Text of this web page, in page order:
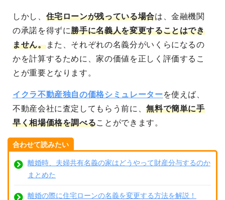
しかし、 住宅ローンが残っている場合は、金融機関
の承諾を得ずに勝手に名義人を変更することはでき
ません。また、それぞれの名義分がいくらになるの
かを計算するために、家の価値を正しく評価するこ
とが重要となります。
イクラ不動産独自の価格シミュレーターを使えば、
不動産会社に査定してもらう前に、無料で簡単に手
早く相場価格を調べることができます。
合わせて読みたい
離婚時、夫婦共有名義の家はどうやって財産分与するのか
まとめた
離婚の際に住宅ローンの名義を変更する方法を解説！